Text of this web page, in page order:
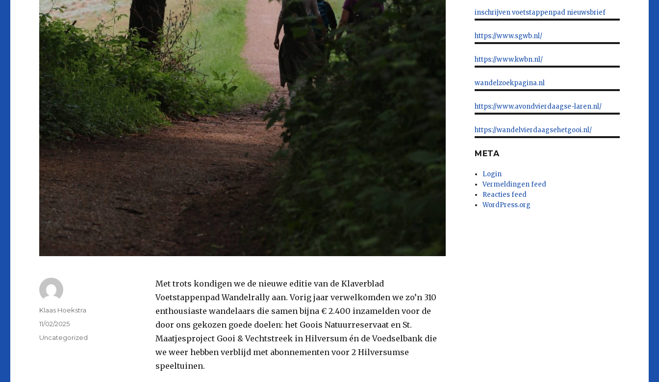
Met trots kondigen we de nieuwe editie van de Klaverblad
Voetstappenpad Wandelrally aan. Vorig jaar verwelkomden we zo’n 310
enthousiaste wandelaars die samen bijna € 2.400 inzamelden voor de
door ons gekozen goede doelen: het Goois Natuurreservaat en St.
Maatjesproject Gooi & Vechtstreek in Hilversum én de Voedselbank die
we weer hebben verblijd met abonnementen voor 2 Hilversumse
speeltuinen.
Auteur
Klaas Hoekstra
Geplaatst
11/02/2025
Categorieën
Uncategorized
inschrijven voetstappenpad nieuwsbrief
https://www.sgwb.nl/
https://www.kwbn.nl/
wandelzoekpagina.nl
https://www.avondvierdaagse-laren.nl/
https://wandelvierdaagsehetgooi.nl/
META
Login
Vermeldingen feed
Reacties feed
WordPress.org